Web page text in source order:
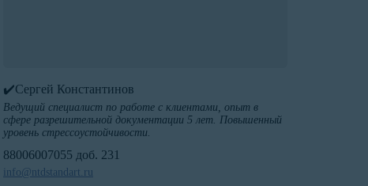
✔️Сергей Константинов
Ведущий специалист по работе с клиентами, опыт в
сфере разрешительной документации 5 лет. Повышенный
уровень стрессоустойчивости.
88006007055 доб. 231
info@ntdstandart.ru